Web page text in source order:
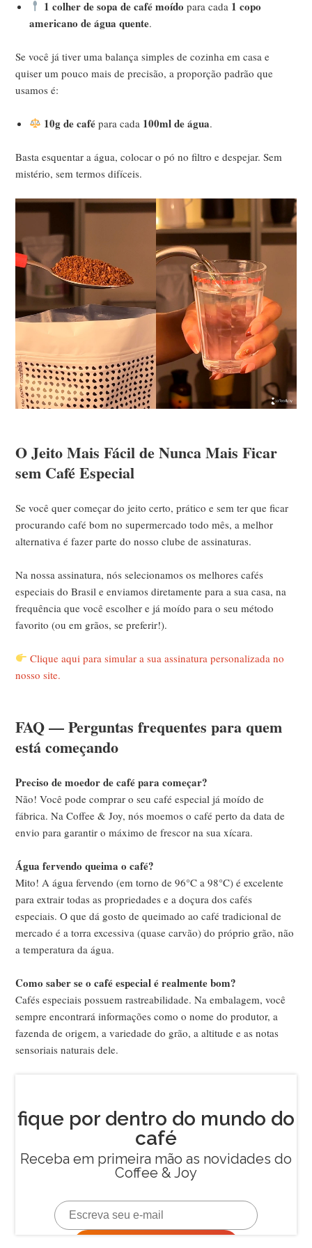
1 colher de sopa de café moído para cada 1 copo
americano de água quente.
Se você já tiver uma balança simples de cozinha em casa e
quiser um pouco mais de precisão, a proporção padrão que
usamos é:
10g de café para cada 100ml de água.
Basta esquentar a água, colocar o pó no filtro e despejar. Sem
mistério, sem termos difíceis.
O Jeito Mais Fácil de Nunca Mais Ficar
sem Café Especial
Se você quer começar do jeito certo, prático e sem ter que ficar
procurando café bom no supermercado todo mês, a melhor
alternativa é fazer parte do nosso clube de assinaturas.
Na nossa assinatura, nós selecionamos os melhores cafés
especiais do Brasil e enviamos diretamente para a sua casa, na
frequência que você escolher e já moído para o seu método
favorito (ou em grãos, se preferir!).
Clique aqui para simular a sua assinatura personalizada no
nosso site.
FAQ — Perguntas frequentes para quem
está começando
Preciso de moedor de café para começar?
Não! Você pode comprar o seu café especial já moído de
fábrica. Na Coffee & Joy, nós moemos o café perto da data de
envio para garantir o máximo de frescor na sua xícara.
Água fervendo queima o café?
Mito! A água fervendo (em torno de 96°C a 98°C) é excelente
para extrair todas as propriedades e a doçura dos cafés
especiais. O que dá gosto de queimado ao café tradicional de
mercado é a torra excessiva (quase carvão) do próprio grão, não
a temperatura da água.
Como saber se o café especial é realmente bom?
Cafés especiais possuem rastreabilidade. Na embalagem, você
sempre encontrará informações como o nome do produtor, a
fazenda de origem, a variedade do grão, a altitude e as notas
sensoriais naturais dele.